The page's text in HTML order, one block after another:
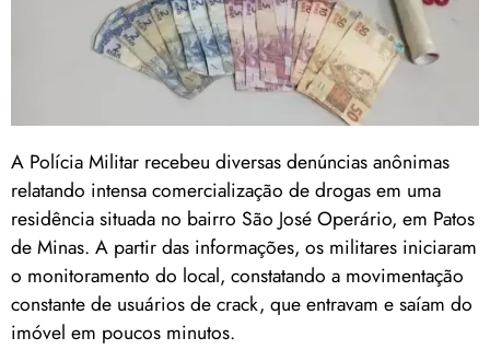
A Polícia Militar recebeu diversas denúncias anônimas
relatando intensa comercialização de drogas em uma
residência situada no bairro São José Operário, em Patos
de Minas. A partir das informações, os militares iniciaram
o monitoramento do local, constatando a movimentação
constante de usuários de crack, que entravam e saíam do
imóvel em poucos minutos.